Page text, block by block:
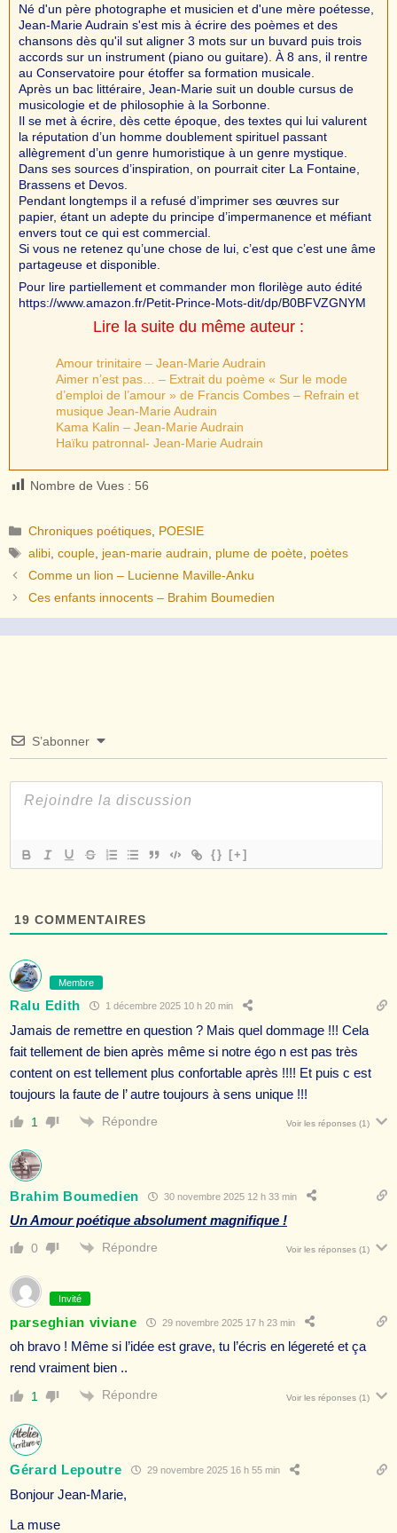
Né d'un père photographe et musicien et d'une mère poétesse,
Jean-Marie Audrain s'est mis à écrire des poèmes et des
chansons dès qu'il sut aligner 3 mots sur un buvard puis trois
accords sur un instrument (piano ou guitare). À 8 ans, il rentre
au Conservatoire pour étoffer sa formation musicale.
Après un bac littéraire, Jean-Marie suit un double cursus de
musicologie et de philosophie à la Sorbonne.
Il se met à écrire, dès cette époque, des textes qui lui valurent
la réputation d’un homme doublement spirituel passant
allègrement d’un genre humoristique à un genre mystique.
Dans ses sources d’inspiration, on pourrait citer La Fontaine,
Brassens et Devos.
Pendant longtemps il a refusé d’imprimer ses œuvres sur
papier, étant un adepte du principe d’impermanence et méfiant
envers tout ce qui est commercial.
Si vous ne retenez qu’une chose de lui, c’est que c’est une âme
partageuse et disponible.
Pour lire partiellement et commander mon florilège auto édité
https://www.amazon.fr/Petit-Prince-Mots-dit/dp/B0BFVZGNYM
Lire la suite du même auteur :
Amour trinitaire – Jean-Marie Audrain
Aimer n’est pas… – Extrait du poème « Sur le mode
d’emploi de l’amour » de Francis Combes – Refrain et
musique Jean-Marie Audrain
Kama Kalin – Jean-Marie Audrain
Haïku patronnal- Jean-Marie Audrain
Nombre de Vues : 56
Catégories
Chroniques poétiques POESIE
Étiquettes
alibi ,couple jean-marie audrain plume de poète poètes
Comme un lion – Lucienne Maville-Anku
Ces enfants innocents – Brahim Boumedien
S’abonner
{} [+]
19 COMMENTAIRES
Membre
Ralu Edith 1 décembre 2025 10 h 20 min
Jamais de remettre en question ? Mais quel dommage !!! Cela
fait tellement de bien après même si notre égo n est pas très
content on est tellement plus confortable après !!!! Et puis c est
toujours la faute de l’ autre toujours à sens unique !!!
1 Répondre Voir les réponses (1)
Brahim Boumedien 30 novembre 2025 12 h 33 min
Un Amour poétique absolument magnifique !
0 Répondre Voir les réponses (1)
Invité
parseghian viviane 29 novembre 2025 17 h 23 min
oh bravo ! Même si l’idée est grave, tu l’écris en légereté et ça
rend vraiment bien ..
1 Répondre Voir les réponses (1)
Gérard Lepoutre 29 novembre 2025 16 h 55 min
Bonjour Jean-Marie,
La muse